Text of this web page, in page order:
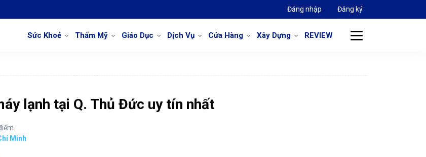
Đăng nhập Đăng ký
Sức Khoẻ Thẩm Mỹ Giáo Dục Dịch Vụ Cửa Hàng Xây Dựng REVIEW
lạnh tại Q. Thủ Đức uy tín nhất
Minh